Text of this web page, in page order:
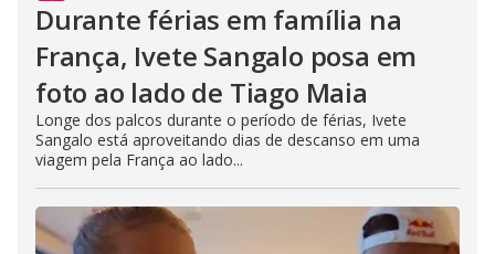
Durante férias em família na
França, Ivete Sangalo posa em
foto ao lado de Tiago Maia
Longe dos palcos durante o período de férias, Ivete
Sangalo está aproveitando dias de descanso em uma
viagem pela França ao lado...